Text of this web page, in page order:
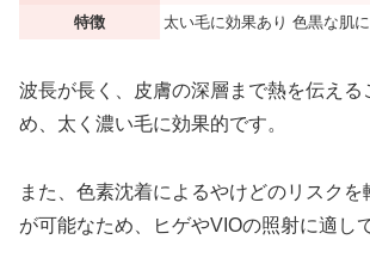
特徴
太い毛に効果あり 色黒な肌
波長が長く、皮膚の深層まで熱を伝える
め、太く濃い毛に効果的です。
また、色素沈着によるやけどのリスク
が可能なため、ヒゲやVIOの照射に適し